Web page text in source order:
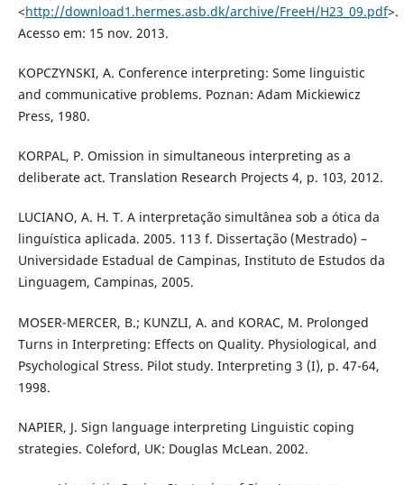
<http://download1.hermes.asb.dk/archive/FreeH/H23_09.pdf>.
Acesso em: 15 nov. 2013.
KOPCZYNSKI, A. Conference interpreting: Some linguistic
and communicative problems. Poznan: Adam Mickiewicz
Press, 1980.
KORPAL, P. Omission in simultaneous interpreting as a
deliberate act. Translation Research Projects 4, p. 103, 2012.
LUCIANO, A. H. T. A interpretação simultânea sob a ótica da
linguística aplicada. 2005. 113 f. Dissertação (Mestrado) –
Universidade Estadual de Campinas, Instituto de Estudos da
Linguagem, Campinas, 2005.
MOSER-MERCER, B.; KUNZLI, A. and KORAC, M. Prolonged
Turns in Interpreting: Effects on Quality. Physiological, and
Psychological Stress. Pilot study. Interpreting 3 (I), p. 47-64,
1998.
NAPIER, J. Sign language interpreting Linguistic coping
strategies. Coleford, UK: Douglas McLean. 2002.